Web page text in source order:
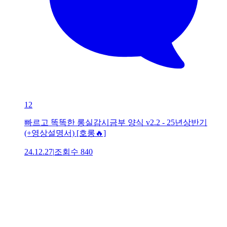
12
빠르고 똑똑한 롱실감시금부 양식 v2.2 - 25년상반기
(+영상설명서) [호롱🔥]
24.12.27|조회수 840